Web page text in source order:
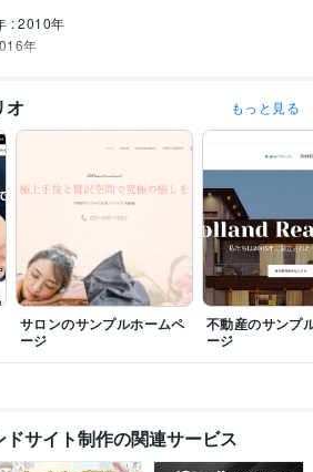
: 2010年
年
オ もっと見る
サロンのサンプルホームペ
ージ
不動産のサンプ
ージ
サイト制作の関連サービス